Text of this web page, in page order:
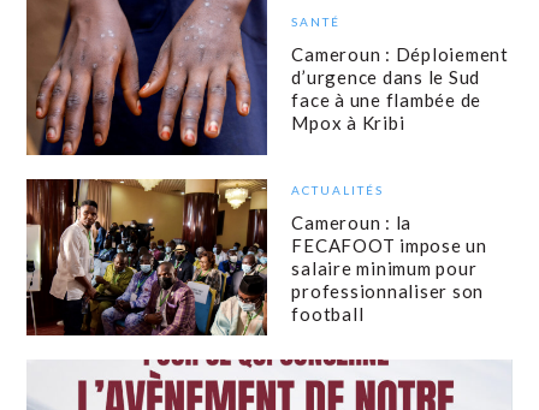
SANTÉ
Cameroun : Déploiement
d’urgence dans le Sud
face à une flambée de
Mpox à Kribi
ACTUALITÉS
Cameroun : la
FECAFOOT impose un
salaire minimum pour
professionnaliser son
football